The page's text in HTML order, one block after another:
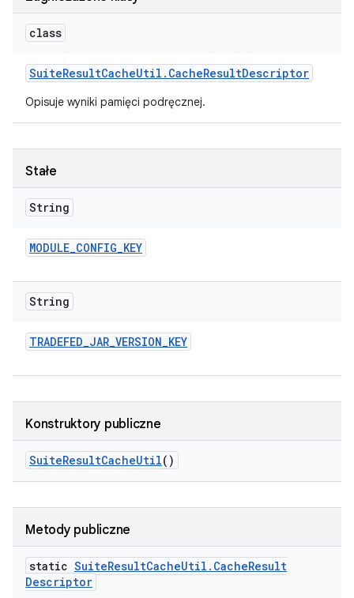
class
SuiteResultCacheUtil . CacheResultDescriptor
Opisuje wyniki pamięci podręcznej.
Stałe
String
MODULE_CONFIG_KEY
String
TRADEFED_JAR_VERSION_KEY
Konstruktory publiczne
SuiteResultCacheUtil()
Metody publiczne
static SuiteResultCacheUtil . CacheResult
Descriptor